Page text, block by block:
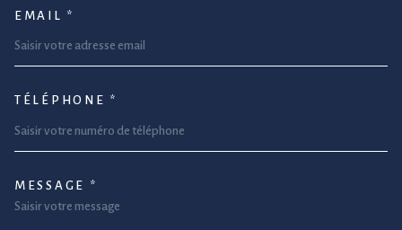
EMAIL *
TÉLÉPHONE *
TRAD_MELTEM_VOREDEMANDE
MESSAGE *